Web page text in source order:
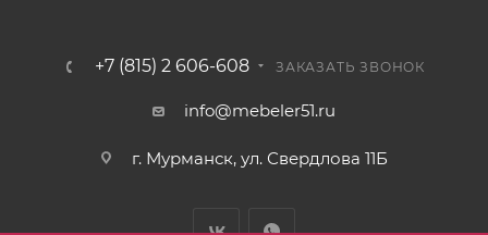
+7 (815) 2 606-608 ЗАКАЗАТЬ ЗВОНОК
info@mebeler51.ru
г. Мурманск, ул. Свердлова 11Б